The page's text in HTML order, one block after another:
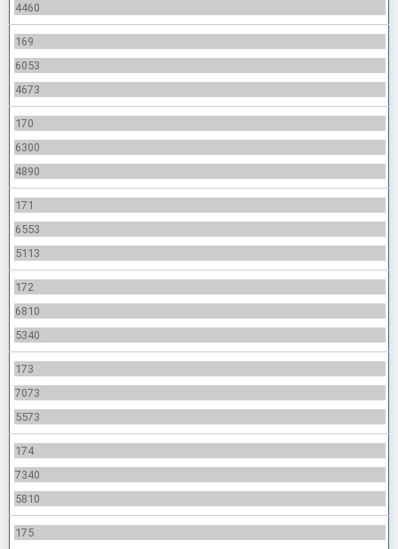
4460
169
6053
4673
170
6300
4890
171
6553
5113
172
6810
5340
173
7073
5573
174
7340
5810
175